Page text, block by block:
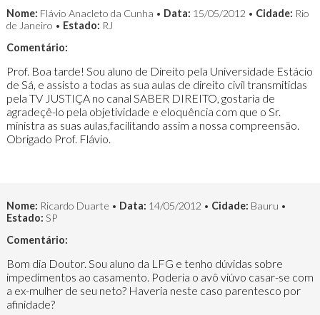
Nome: Flávio Anacleto da Cunha • Data: 15/05/2012 • Cidade: Rio
de Janeiro • Estado: RJ
Comentário:
Prof. Boa tarde! Sou aluno de Direito pela Universidade Estácio
de Sá, e assisto a todas as sua aulas de direito civil transmitidas
pela TV JUSTIÇA no canal SABER DIREITO, gostaria de
agradeçê-lo pela objetividade e eloquência com que o Sr.
ministra as suas aulas,facilitando assim a nossa compreensão.
Obrigado Prof. Flávio.
Nome: Ricardo Duarte • Data: 14/05/2012 • Cidade: Bauru •
Estado: SP
Comentário:
Bom dia Doutor. Sou aluno da LFG e tenho dúvidas sobre
impedimentos ao casamento. Poderia o avô viúvo casar-se com
a ex-mulher de seu neto? Haveria neste caso parentesco por
afinidade?